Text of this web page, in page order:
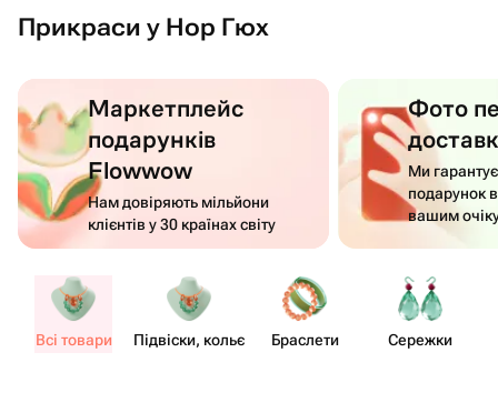
Прикраси у Нор Гюх
Маркетплейс
подарунків
Flowwow
Нам довіряють мільйони
клієнтів у 30 країнах світу
Фото
Ми
подарунок
вашим
Всі товари Підвіски, кольє Браслети Сережки